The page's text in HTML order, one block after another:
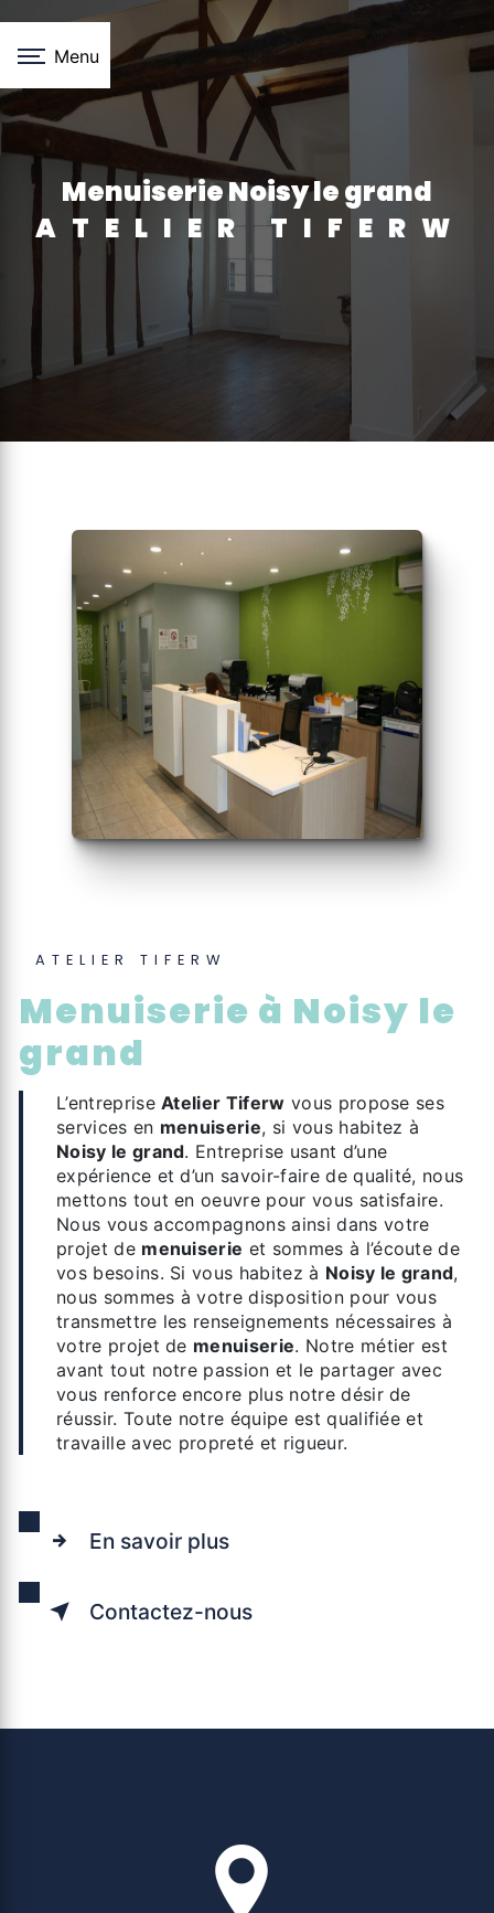
Menu
menuiserie Noisy le grand
ATELIER TIFERW
ATELIER TIFERW
menuiserie à Noisy le
grand
L’entrepriseAtelier Tiferw vous propose ses
services en menuiserie, si vous habitez à
Noisy le grand. Entreprise usant d’une
expérience et d’un savoir-faire de qualité, nous
mettons tout en oeuvre pour vous satisfaire.
Nous vous accompagnons ainsi dans votre
projet de menuiserie et sommes à l’écoute de
vos besoins. Si vous habitez à Noisy le grand,
nous sommes à votre disposition pour vous
transmettre les renseignements nécessaires à
votre projet de menuiserie. Notre métier est
avant tout notre passion et le partager avec
vous renforce encore plus notre désir de
réussir. Toute notre équipe est qualifiée et
travaille avec propreté et rigueur.
En savoir plus
Contactez-nous
Panneau de gestion des cookies